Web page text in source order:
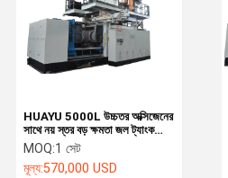
HUAYU 5000L উচ্চতর অক্সিজেনের
সাথে নয় স্তর বড় ক্ষমতা জল ট্যাংক
ব্লো মোল্ডিং মেশিন
MOQ:1 সেট
মূল্য:570,000 USD